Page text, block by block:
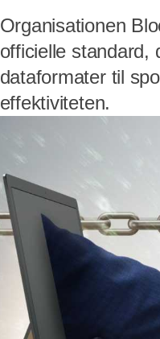
Organisationen
officielle standard,
dataformater til
effektiviteten.